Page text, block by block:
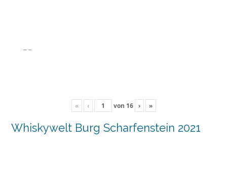
« ‹ von 16 › »
Whiskywelt Burg Scharfenstein 2021